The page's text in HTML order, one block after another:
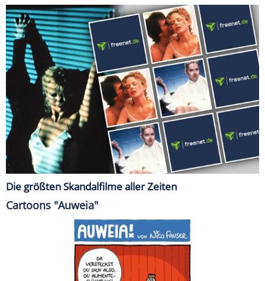
Die größten Skandalfilme aller Zeiten
Cartoons "Auweia"